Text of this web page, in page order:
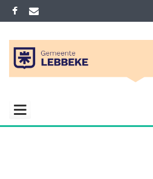
Skip
to
content
ACADEMIE
LEBBEKE
Woord Dans en Beeld